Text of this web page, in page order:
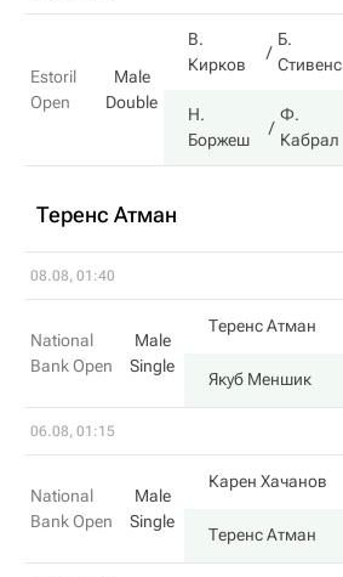
Estoril
Open
Male
Double
В.
Кирков
Б.
Стивенс
Н.
Боржеш
Ф.
Кабрал
Теренс Атман
08.08, 01:40
National
Bank Open
Male
Single
Теренс Атман
Якуб Меншик
06.08, 01:15
National
Bank Open
Male
Single
Карен Хачанов
Теренс Атман